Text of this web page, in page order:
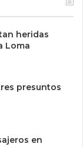
heridas
Loma
presuntos
en